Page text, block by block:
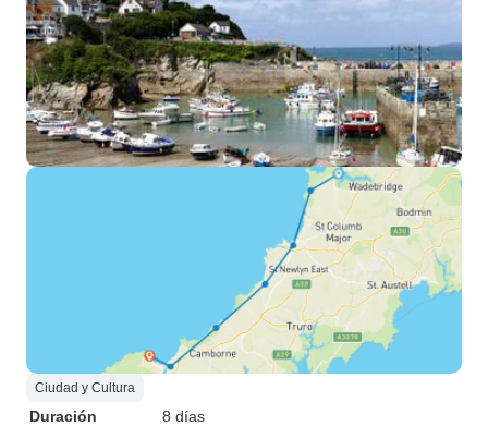
Ciudad y Cultura
Duración
8 días